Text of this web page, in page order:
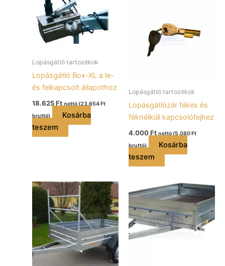
Lopásgátló tartozékok
Lopásgátló Box-XL a le-
és felkapcsolt állapothoz
18.625Ft nettó (23.654 Ft
bruttó)
Kosárba
teszem
Lopásgátló tartozékok
Lopásgátlózár fékes és
féknélküli kapcsolófejhez
4.000Ft nettó (5.080 Ft
bruttó)
Kosárba
teszem